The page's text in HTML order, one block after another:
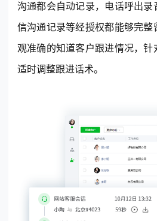
沟通都会自动记录，电话呼出
信沟通记录等经授权都能够完整
观准确的知道客户跟进情况，针
适时调整跟进话术。